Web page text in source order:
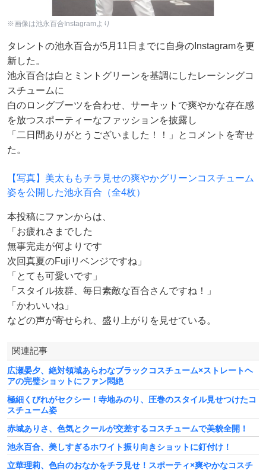
※画像は池永百合Instagramより
タレントの池永百合が5月11日までに自身のInstagramを更
新した。
池永百合は白とミントグリーンを基調にしたレーシングコ
スチュームに
白のロングブーツを合わせ、サーキットで爽やかな存在感
を放つスポーティーなファッションを披露し
「二日間ありがとうございました！！」とコメントを寄せ
た。
【写真】美太ももチラ見せの爽やかグリーンコスチューム
姿を公開した池永百合（全4枚）
本投稿にファンからは、
「お疲れさまでした
無事完走が何よりです
次回真夏のFujiリベンジですね」
「とても可愛いです」
「スタイル抜群、毎日素敵な百合さんですね！」
「かわいいね」
などの声が寄せられ、盛り上がりを見せている。
関連記事
広瀬晏夕、絶対領域あらわなブラックコスチューム×ストレートヘ
アの完璧ショットにファン悶絶
極細くびれがセクシー！寺地みのり、圧巻のスタイル見せつけたコ
スチューム姿
赤城ありさ、色気とクールが交差するコスチュームで美貌全開！
池永百合、美しすぎるホワイト振り向きショットに釘付け！
立華理莉、色白のおなかをチラ見せ！スポーティ×爽やかなコスチ